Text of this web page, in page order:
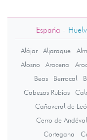
España -
Alájar Aljaraque
Alosno
Aracena
Beas
Berrocal
Cabezas Rubias
Cañaveral de
Cerro de
Cortegana